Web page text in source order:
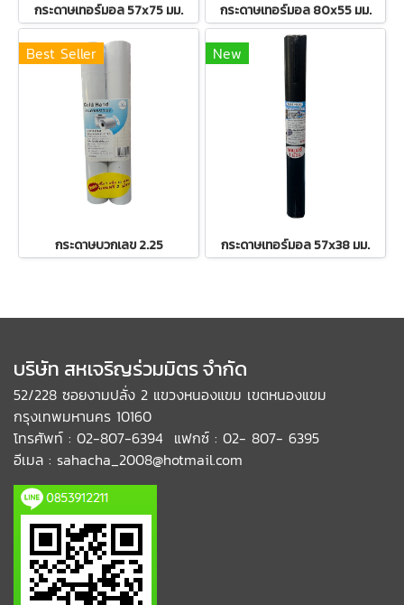
กระดาษเทอร์มอล 57x75 มม. กระดาษเทอร์มอล 80x55 มม.
Best Seller
กระดาษบวกเลข 2.25
New
กระดาษเทอร์มอล 57x38 มม.
บริษัท สหเจริญร่วมมิตร จำกัด
52/228 ซอยงามปลั่ง 2 แขวงหนองแขม เขตหนองแขม
กรุงเทพมหานคร 10160
โทรศัพท์ : 02-807-6394 แฟกซ์ : 02- 807- 6395
อีเมล : sahacha_2008@hotmail.com